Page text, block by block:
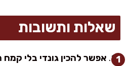
שאלות ותשובות
אפשר להכין גונדי בלי קמח